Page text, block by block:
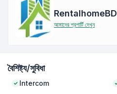
RentalhomeBD
আমাদের প্রপার্টি দেখুন
বৈশিষ্ট্য/সুবিধা
Intercom